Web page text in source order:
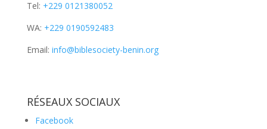
Tel: +229 0121380052
WA: +229 0190592483
Email: info@biblesociety-benin.org
RÉSEAUX SOCIAUX
Facebook